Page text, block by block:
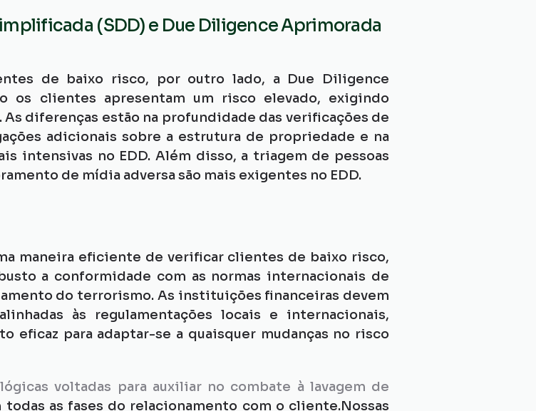
(SDD) e Due Diligence Aprimorada
de baixo risco, por outro lado, a Due Diligence
os clientes apresentam um risco elevado, exigindo
diferenças estão na profundidade das verificações de
adicionais sobre a estrutura de propriedade e na
intensivas no EDD. Além disso, a triagem de pessoas
de mídia adversa são mais exigentes no EDD.
maneira eficiente de verificar clientes de baixo risco,
a conformidade com as normas internacionais de
do terrorismo. As instituições financeiras devem
às regulamentações locais e internacionais,
eficaz para adaptar-se a quaisquer mudanças no risco
voltadas para auxiliar no combate à lavagem de
as fases do relacionamento com o cliente.Nossas